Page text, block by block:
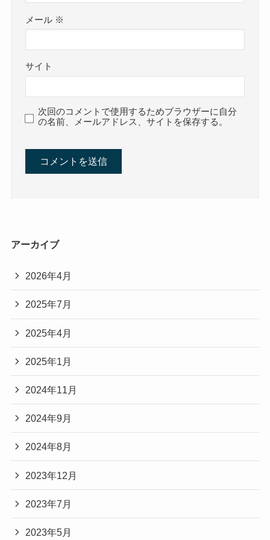
メール ※
サイト
次回のコメントで使用するためブラウザーに自分
の名前、メールアドレス、サイトを保存する。
アーカイブ
2026年4月
2025年7月
2025年4月
2025年1月
2024年11月
2024年9月
2024年8月
2023年12月
2023年7月
2023年5月